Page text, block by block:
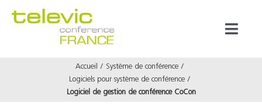
Accueil
Système de conférence
Logiciels pour système de conférence
Logiciel de gestion de conférence CoCon